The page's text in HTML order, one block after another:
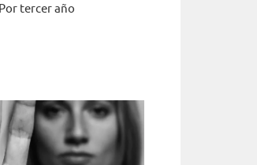
tercer año